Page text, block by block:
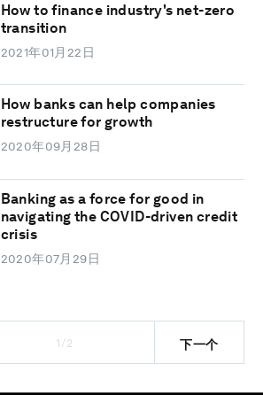
How to finance industry's net-zero
transition
2021年01月22日
How banks can help companies
restructure for growth
2020年09月28日
Banking as a force for good in
navigating the COVID-driven credit
crisis
2020年07月29日
1/2 下一个